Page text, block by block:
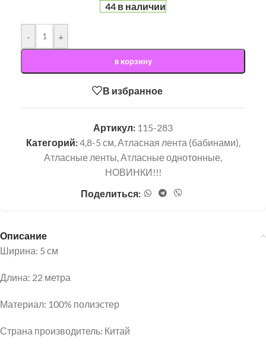
44 в наличии
- +
в корзину
В избранное
Артикул: 115-283
Категорий:4,8-5 см,Атласная лента (бабинами),
Атласные ленты,Атласные однотонные,
НОВИНКИ!!!
Поделиться:
Описание
Ширина: 5 см
Длина: 22 метра
Материал: 100% полиэстер
Страна производитель: Китай